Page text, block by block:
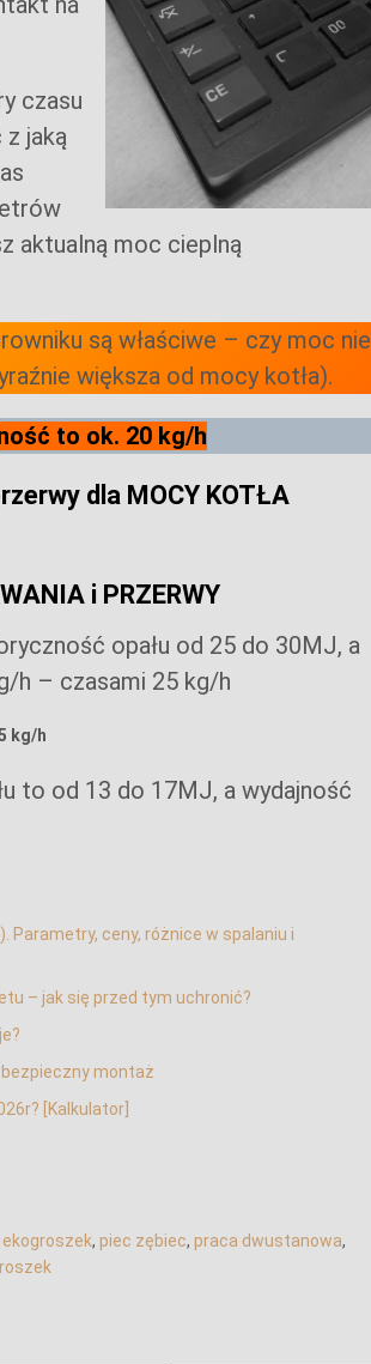
czasu
jaką
aktualną moc cieplną
są właściwe – czy moc nie
większa od mocy kotła).
to ok. 20 kg/h
dla MOCY KOTŁA
i PRZERWY
opału od 25 do 30MJ, a
h – czasami 25 kg/h
kg/h
to od 13 do 17MJ, a wydajność
Parametry, ceny, różnice w spalaniu i
– jak się przed tym uchronić?
montaż
[Kalkulator]
, piec zębiec, praca dwustanowa